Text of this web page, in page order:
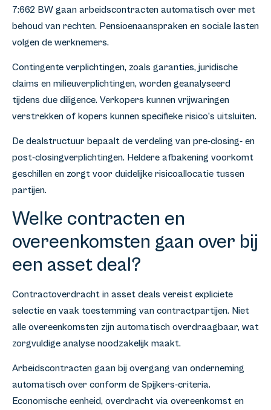
7:662 BW gaan arbeidscontracten automatisch over met
behoud van rechten. Pensioenaanspraken en sociale lasten
volgen de werknemers.
Contingente verplichtingen, zoals garanties, juridische
claims en milieuverplichtingen, worden geanalyseerd
tijdens due diligence. Verkopers kunnen vrijwaringen
verstrekken of kopers kunnen specifieke risico’s uitsluiten.
De dealstructuur bepaalt de verdeling van pre-closing- en
post-closingverplichtingen. Heldere afbakening voorkomt
geschillen en zorgt voor duidelijke risicoallocatie tussen
partijen.
Welke contracten en
overeenkomsten gaan over bij
een asset deal?
Contractoverdracht in asset deals vereist expliciete
selectie en vaak toestemming van contractpartijen. Niet
alle overeenkomsten zijn automatisch overdraagbaar, wat
zorgvuldige analyse noodzakelijk maakt.
Arbeidscontracten gaan bij overgang van onderneming
automatisch over conform de Spijkers-criteria.
Economische eenheid, overdracht via overeenkomst en